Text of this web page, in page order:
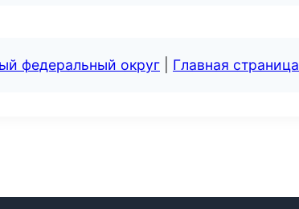
федеральный округ Главная страница